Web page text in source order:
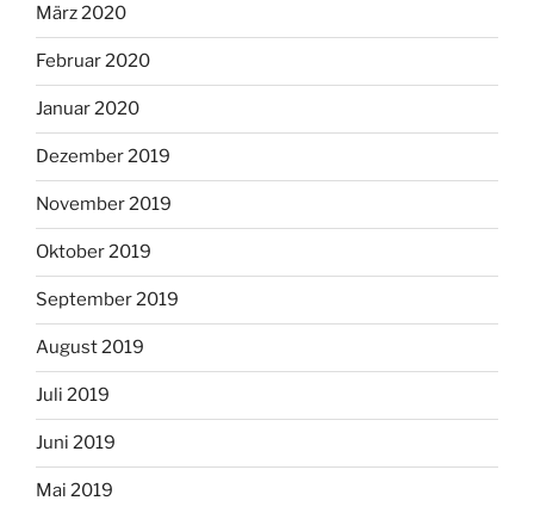
März 2020
Februar 2020
Januar 2020
Dezember 2019
November 2019
Oktober 2019
September 2019
August 2019
Juli 2019
Juni 2019
Mai 2019